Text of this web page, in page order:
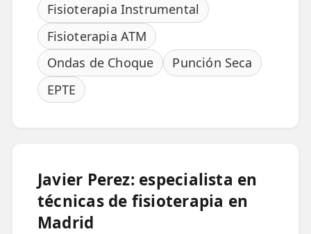
LESIONES
FRECUENTES
Rotura Fibrilar
Dolor de Cabeza
Trocanteritis
Hernia Discal
Lumbalgia
Ciática
Fisioterapia Instrumental
Fisioterapia ATM
Ondas de Choque
Punción Seca
EPTE
Javier Perez: especialista en
técnicas de fisioterapia en
Madrid